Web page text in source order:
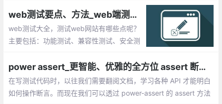
使用过程的系统负荷，长时间或超大负荷地
运行测试软件。包括：Apache JMeter 、L
oadRunner、NeoLoad等
web测试要点、方法_web端测试大全总结
web测试大全，测试web网站有哪些点呢？
主要包括：功能测试、兼容性测试、安全测
power assert_更智能、优雅的全方位 assert 断言库
在写测试代码时，以往我们需要翻阅文档，学习各种 API 才能明白
如何操作断言。而现在我们可以透过 power-assert 的 assert 方法